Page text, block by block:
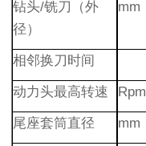
钻头/铣刀（外
径）
mm
相邻换刀时间
动力头最高转速 Rpm
尾座套筒直径 mm